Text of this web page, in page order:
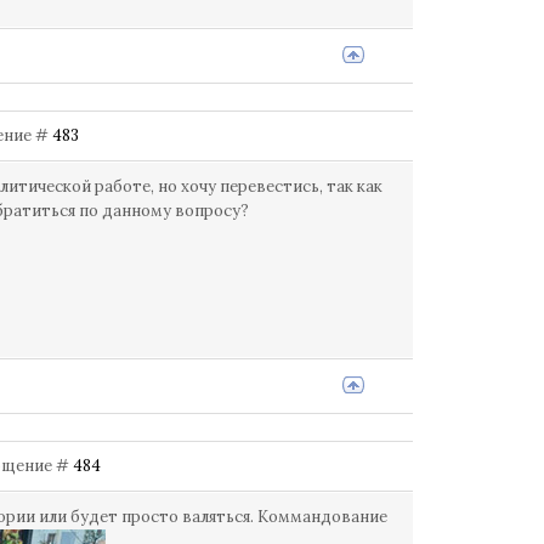
#483
работе, но хочу перевестись, так как
по данному вопросу?
#484
или будет просто валяться. Коммандование